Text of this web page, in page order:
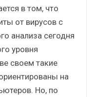
в том, что
от вирусов с
анализа сегодня
уровня
своем такие
на
Но, по